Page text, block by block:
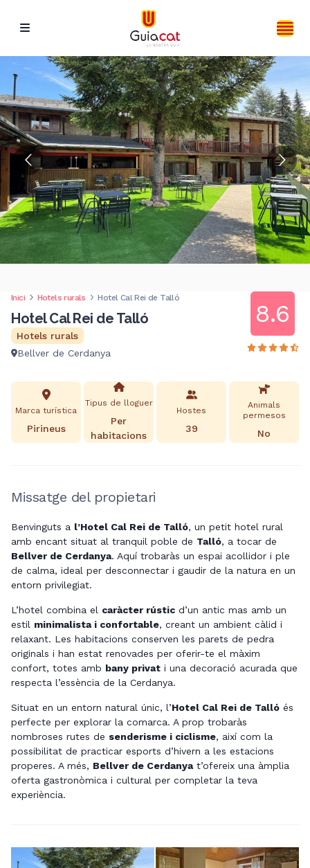
Inici Hotels rurals Hotel Cal Rei de Talló
Hotel Cal Rei de Talló
Hotels rurals
Bellver de Cerdanya
8.6
Marca turística
Pirineus
Tipus de lloguer
Per
habitacions
Hostes
39
Animals
permesos
No
Missatge del propietari
Benvinguts a l’Hotel Cal Rei de Talló, un petit hotel rural
amb encant situat al tranquil poble de Talló, a tocar de
Bellver de Cerdanya. Aquí trobaràs un espai acollidor i ple
de calma, ideal per desconnectar i gaudir de la natura en un
entorn privilegiat.
L’hotel combina el caràcter rústic d’un antic mas amb un
estil minimalista i confortable, creant un ambient càlid i
relaxant. Les habitacions conserven les parets de pedra
originals i han estat renovades per oferir-te el màxim
confort, totes amb bany privat i una decoració acurada que
respecta l’essència de la Cerdanya.
Situat en un entorn natural únic, l’Hotel Cal Rei de Talló és
perfecte per explorar la comarca. A prop trobaràs
nombroses rutes de senderisme i ciclisme, així com la
possibilitat de practicar esports d’hivern a les estacions
properes. A més, Bellver de Cerdanyat’ofereix una àmplia
oferta gastronòmica i cultural per completar la teva
experiència.